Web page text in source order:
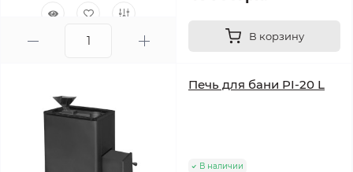
В корзину
Печь для бани PI-20 L
В наличии